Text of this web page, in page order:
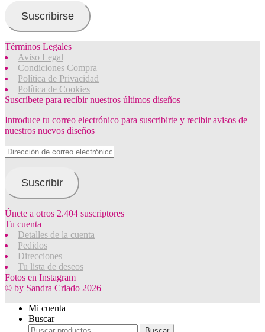
Suscribirse
Términos Legales
Aviso Legal
Condiciones Compra
Política de Privacidad
Política de Cookies
Suscríbete para recibir nuestros últimos diseños
Introduce tu correo electrónico para suscribirte y recibir avisos de
nuestros nuevos diseños
Dirección
de
electrónico
Suscribir
Únete a otros 2.404 suscriptores
Tu cuenta
Detalles de la cuenta
Pedidos
Direcciones
Tu lista de deseos
Fotos en Instagram
© by Sandra Criado 2026
Mi cuenta
Buscar
Buscar